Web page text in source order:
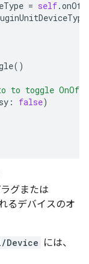
= self.
()
to toggle
: false)
グまたは
るデバイスのオ
Device には、